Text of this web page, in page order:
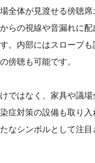
全体が見渡せる傍聴席
らの視線や音漏れに
。内部にはスロープ
傍聴も可能です。
ではなく、家具や議
症対策の設備も取り
なシンボルとして注目